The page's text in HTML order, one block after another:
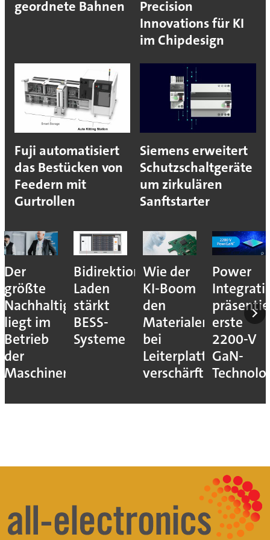
geordnete Bahnen
Precision
Innovations für KI
im Chipdesign
Fuji automatisiert
das Bestücken von
Feedern mit
Gurtrollen
Siemens erweitert
Schutzschaltgeräte
um zirkulären
Sanftstarter
Der
größte
Nachhaltigkeitshebel
liegt im
Betrieb
der
Maschinen
Bidirektionales
Laden
stärkt
BESS-
Systeme
Wie der
KI-Boom
den
Materialengpass
bei
Leiterplatten
verschärft
Power
erste
2200-V
GaN-